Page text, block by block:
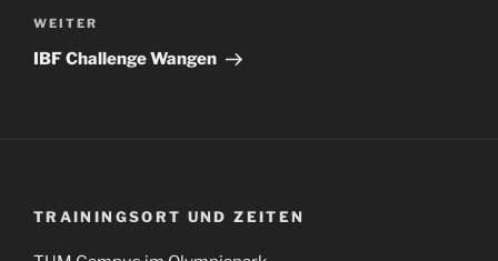
Nächster
Beitrag
WEITER
IBF Challenge Wangen
TRAININGSORT UND ZEITEN